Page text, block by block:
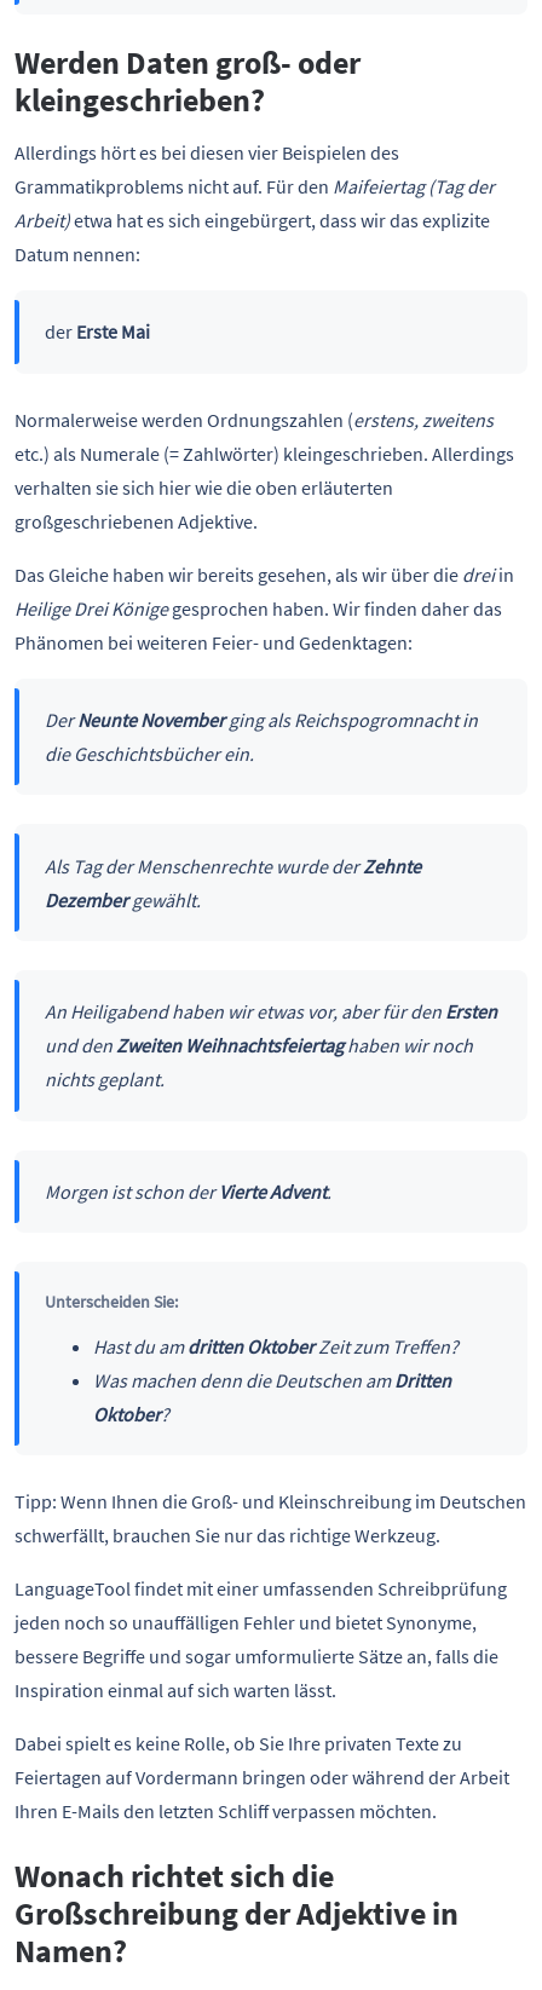
Werden Daten groß- oder
kleingeschrieben?
Allerdings hört es bei diesen vier Beispielen des
Grammatikproblems nicht auf. Für den Maifeiertag (Tag der
Arbeit)etwa hat es sich eingebürgert, dass wir das explizite
Datum nennen:
der Erste Mai
Normalerweise werden Ordnungszahlen (erstens, zweitens
etc.) als Numerale (= Zahlwörter) kleingeschrieben. Allerdings
verhalten sie sich hier wie die oben erläuterten
großgeschriebenen Adjektive.
Das Gleiche haben wir bereits gesehen, als wir über die dreiin
Heilige Drei Königegesprochen haben. Wir finden daher das
Phänomen bei weiteren Feier- und Gedenktagen:
DerNeunte Novemberging als Reichspogromnacht in
die Geschichtsbücher ein.
Als Tag der Menschenrechte wurde derZehnte
Dezembergewählt.
An Heiligabend haben wir etwas vor, aber für den Ersten
und denZweiten Weihnachtsfeiertaghaben wir noch
nichts geplant.
Morgen ist schon derVierte Advent.
Unterscheiden Sie:
Hast du amdritten OktoberZeit zum Treffen?
Was machen denn die Deutschen amDritten
Oktober?
Tipp: Wenn Ihnen die Groß- und Kleinschreibung im Deutschen
schwerfällt, brauchen Sie nur das richtige Werkzeug.
LanguageTool findet mit einer umfassenden Schreibprüfung
jeden noch so unauffälligen Fehler und bietet Synonyme,
bessere Begriffe und sogar umformulierte Sätze an, falls die
Inspiration einmal auf sich warten lässt.
Dabei spielt es keine Rolle, ob Sie Ihre privaten Texte zu
Feiertagen auf Vordermann bringen oder während der Arbeit
Ihren E-Mails den letzten Schliff verpassen möchten.
Wonach richtet sich die
Großschreibung der Adjektive in
Namen?